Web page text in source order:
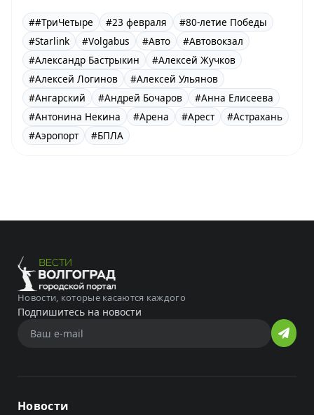
##ТриЧетыре #23 февраля
#80-летие Победы
#Starlink
#Volgabus #Авто
#Автовокзал
#Александр Бастрыкин
#Алексей Жучков
#Алексей Логинов
#Алексей Ульянов
#Ангарский
#Андрей Бочаров
#Анна Елисеева
#Антонина Некина
#Арена #Арест
#Астрахань
#Аэропорт
#БПЛА
Новости, которые касаются каждого
Подпишитесь на новости
Новости